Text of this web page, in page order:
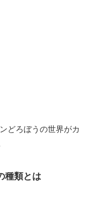
どろぼうの世界がカ
種類とは